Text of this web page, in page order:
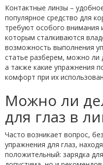
Контактные линзы –
популярное средство для
требуют особого внимания
которым сталкиваются
возможность выполнения
статье разберем, можно ли
а также какие упражнения
комфорт при их
Можно ли
для глаз в
Часто возникает вопрос,
упражнения для глаз,
положительный: зарядка